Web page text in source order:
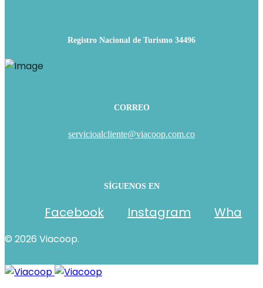
Registro Nacional de Turismo 34496
CORREO
servicioalcliente@viacoop.com.co
SÍGUENOS EN
Facebook Instagram Wha
© 2026 Viacoop.